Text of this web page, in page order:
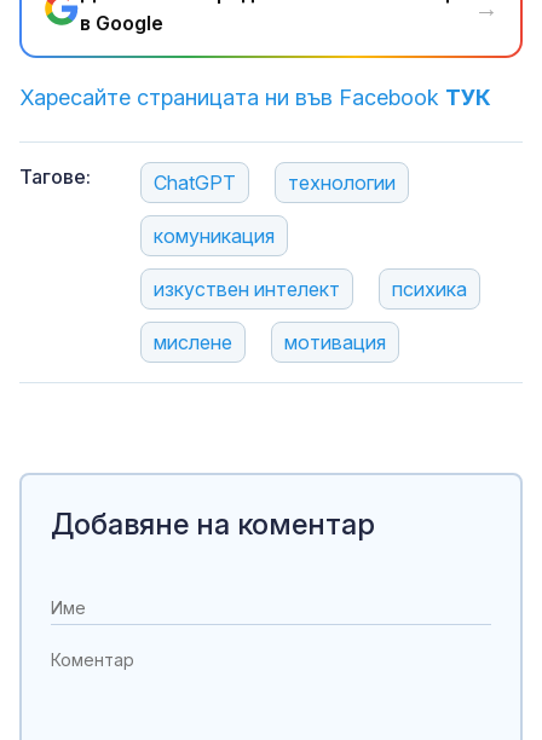
в Google
→
Харесайте страницата ни във Facebook ТУК
Тагове: ChatGPT технологии
комуникация
изкуствен интелект психика
мислене мотивация
Добавяне на коментар